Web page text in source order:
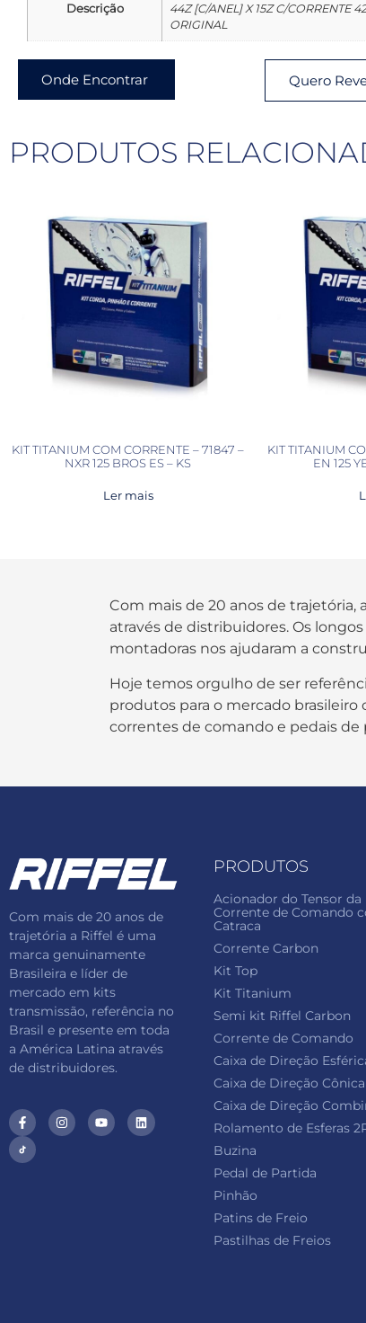
Descrição
44Z [C/ANEL] X 15Z C/CORRENTE
ORIGINAL
Onde Encontrar Quero
PRODUTOS
KIT TITANIUM COM CORRENTE – 71847 –
NXR 125 BROS ES – KS
Ler mais
KIT TITANIUM
EN 125
Com mais de 20 anos de trajetória,
através de distribuidores. Os
montadoras nos ajudaram a
Hoje temos orgulho de ser
produtos para o mercado brasileiro
correntes de comando e pedais de
Com mais de 20 anos de
trajetória a Riffel é uma
marca genuinamente
Brasileira e líder de
mercado em kits
transmissão, referência no
Brasil e presente em toda
a América Latina através
de distribuidores.
PRODUTOS
Acionador do Tensor da
Corrente de Comando
Catraca
Corrente Carbon
Kit Top
Kit Titanium
Semi kit Riffel Carbon
Corrente de Comando
Caixa de Direção
Caixa de Direção Cônica
Caixa de Direção
Rolamento de Esferas
Buzina
Pedal de Partida
Pinhão
Patins de Freio
Pastilhas de Freios